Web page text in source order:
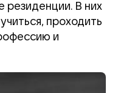
резиденции. В них
проходить
и